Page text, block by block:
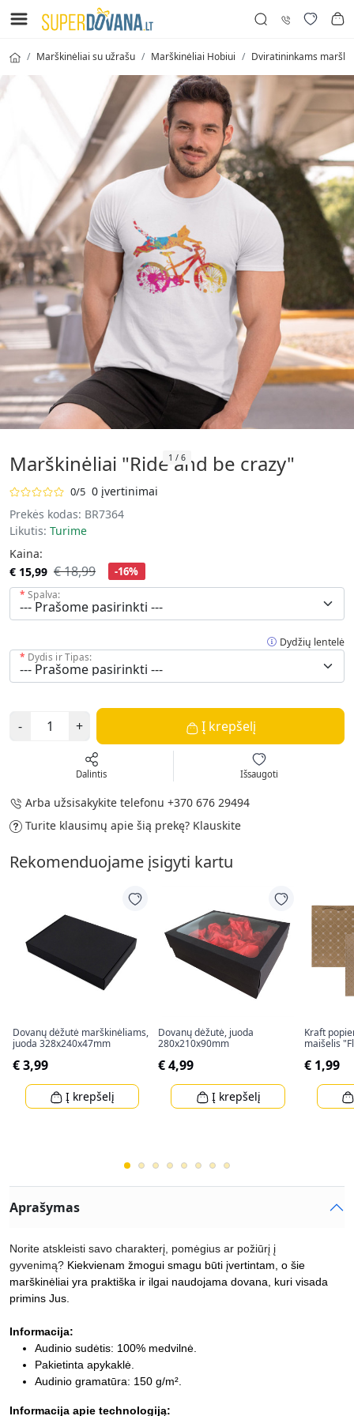
Marškinėliai su užrašu Marškinėliai Hobiui Dviratininkams
1 / 6
Marškinėliai "Ride and be crazy"
0/5 0 įvertinimai
Prekės kodas: BR7364
Likutis: Turime
Kaina:
€ 15,99 € 18,99 -16%
Spalva:
Dydžių lentelė
Dydis ir Tipas:
- + Į krepšelį
Dalintis Išsaugoti
Arba užsisakykite telefonu +370 676 29494
Turite klausimų apie šią prekę? Klauskite
Rekomenduojame įsigyti kartu
Dovanų dėžutė marškinėliams,
juoda 328x240x47mm
€ 3,99
Į krepšelį
Dovanų dėžutė, juoda
280x210x90mm
€ 4,99
Į krepšelį
Kraft
maišelis
€ 1,99
Aprašymas
Norite atskleisti savo charakterį, pomėgius ar požiūrį į
gyvenimą? Kiekvienam žmogui smagu būti įvertintam, o šie
marškinėliai yra praktiška ir ilgai naudojama dovana, kuri visada
primins Jus.
Informacija:
Audinio sudėtis: 100% medvilnė.
Pakietinta apykaklė.
Audinio gramatūra: 150 g/m².
Informacija apie technologiją: